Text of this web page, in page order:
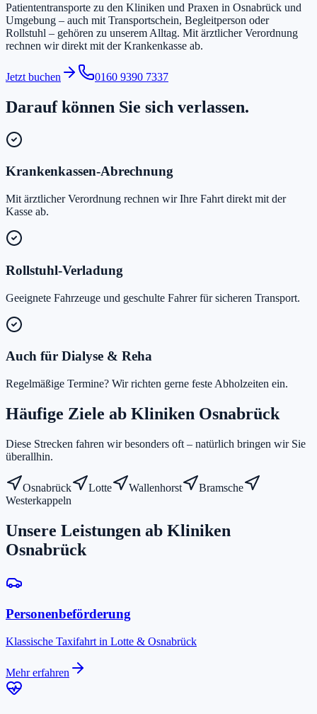
Patiententransporte zu den Kliniken und Praxen in Osnabrück und
Umgebung – auch mit Transportschein, Begleitperson oder
Rollstuhl – gehören zu unserem Alltag. Mit ärztlicher Verordnung
rechnen wir direkt mit der Krankenkasse ab.
Jetzt buchen 0160 9390 7337
Darauf können Sie sich verlassen.
Krankenkassen-Abrechnung
Mit ärztlicher Verordnung rechnen wir Ihre Fahrt direkt mit der
Kasse ab.
Rollstuhl-Verladung
Geeignete Fahrzeuge und geschulte Fahrer für sicheren Transport.
Auch für Dialyse & Reha
Regelmäßige Termine? Wir richten gerne feste Abholzeiten ein.
Häufige Ziele ab Kliniken Osnabrück
Diese Strecken fahren wir besonders oft – natürlich bringen wir Sie
überallhin.
Osnabrück Lotte Wallenhorst
Bramsche
Westerkappeln
Unsere Leistungen ab Kliniken
Osnabrück
Personenbeförderung
Klassische Taxifahrt in Lotte & Osnabrück
Mehr erfahren